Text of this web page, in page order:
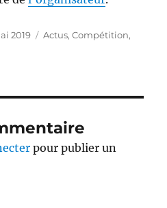
2019 Catégories
Actus,Compétition,
pour publier un